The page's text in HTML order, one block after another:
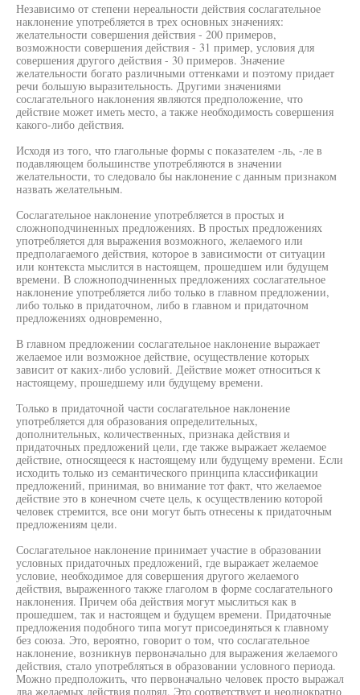
Независимо от степени нереальности действия сослагательное
наклонение употребляется в трех основных значениях:
желательности совершения действия - 200 примеров,
возможности совершения действия - 31 пример, условия для
совершения другого действия - 30 примеров. Значение
желательности богато различными оттенками и поэтому придает
речи большую выразительность. Другими значениями
сослагательного наклонения являются предположение, что
действие может иметь место, а также необходимость совершения
какого-либо действия.
Исходя из того, что глагольные формы с показателем -ль, -ле в
подавляющем большинстве употребляются в значении
желательности, то следовало бы наклонение с данным признаком
назвать желательным.
Сослагательное наклонение употребляется в простых и
сложноподчиненных предложениях. В простых предложениях
употребляется для выражения возможного, желаемого или
предполагаемого действия, которое в зависимости от ситуации
или контекста мыслится в настоящем, прошедшем или будущем
времени. В сложноподчиненных предложениях сослагательное
наклонение употребляется либо только в главном предложении,
либо только в придаточном, либо в главном и придаточном
предложениях одновременно,
В главном предложении сослагательное наклонение выражает
желаемое или возможное действие, осуществление которых
зависит от каких-либо условий. Действие может относиться к
настоящему, прошедшему или будущему времени.
Только в придаточной части сослагательное наклонение
употребляется для образования определительных,
дополнительных, количественных, признака действия и
придаточных предложений цели, где также выражает желаемое
действие, относящееся к настоящему или будущему времени. Если
исходить только из семантического принципа классификации
предложений, принимая, во внимание тот факт, что желаемое
действие это в конечном счете цель, к осуществлению которой
человек стремится, все они могут быть отнесены к придаточным
предложениям цели.
Сослагательное наклонение принимает участие в образовании
условных придаточных предложений, где выражает желаемое
условие, необходимое для совершения другого желаемого
действия, выраженного также глаголом в форме сослагательного
наклонения. Причем оба действия могут мыслиться как в
прошедшем, так и настоящем и будущем времени. Придаточные
предложения подобного типа могут присоединяться к главному
без союза. Это, вероятно, говорит о том, что сослагательное
наклонение, возникнув первоначально для выражения желаемого
действия, стало употребляться в образовании условного периода.
Можно предположить, что первоначально человек просто выражал
два желаемых действия подряд. Это соответствует и неоднократно